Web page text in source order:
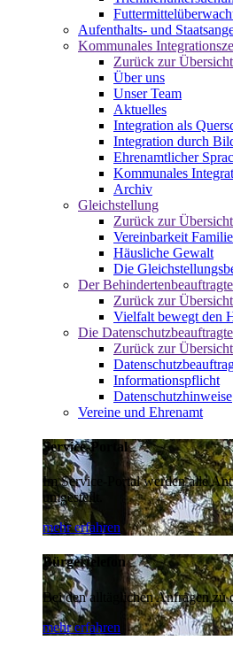
Aufenthalts- und
Kommunales
Zurück zur Übersicht
Über uns
Unser Team
Aktuelles
Integration als
Integration durch
Ehrenamtlicher
Kommunales
Archiv
Gleichstellung
Zurück zur Übersicht
Vereinbarkeit
Häusliche Gewalt
Die
Der Behindertenbeauftragte
Zurück zur Übersicht
Vielfalt bewegt den
Die Datenschutzbeauftragte
Zurück zur Übersicht
Informationspflicht
Datenschutzhinweise
Vereine und Ehrenamt
Service-Portal
Im Service-Portal werden alle
umgestellt.
mehr erfahren
Bürgertelefon
Bei den alltäglichen Anfragen zu
mehr erfahren